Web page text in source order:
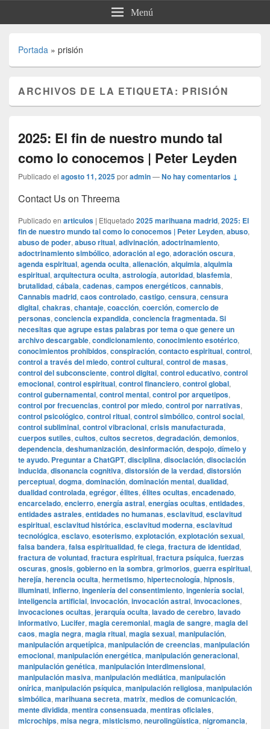
Menú
Portada » prisión
ARCHIVOS DE LA ETIQUETA: PRISIÓN
2025: El fin de nuestro mundo tal
como lo conocemos | Peter Leyden
Publicado el agosto 11, 2025poradmin—No hay comentarios ↓
Contact Us on Threema
Publicado en articulos | Etiquetado 2025 marihuana madrid, 2025: El
fin de nuestro mundo tal como lo conocemos | Peter Leyden, abuso,
abuso de poder, abuso ritual, adivinación, adoctrinamiento,
adoctrinamiento simbólico, adoración al ego, adoración oscura,
agenda espiritual, agenda oculta, alienación, alquimia, alquimia
espiritual, arquitectura oculta, astrología, autoridad, blasfemia,
brutalidad, cábala, cadenas, campos energéticos, cannabis,
Cannabis madrid, caos controlado, castigo, censura, censura
digital, chakras, chantaje, coacción, coerción, comercio de
personas, conciencia expandida, conciencia fragmentada. Si
necesitas que agrupe estas palabras por tema o que genere un
archivo descargable, condicionamiento, conocimiento esotérico,
conocimientos prohibidos, conspiración, contacto espiritual, control,
control a través del miedo, control cultural, control de masas,
control del subconsciente, control digital, control educativo, control
emocional, control espiritual, control financiero, control global,
control gubernamental, control mental, control por arquetipos,
control por frecuencias, control por miedo, control por narrativas,
control psicológico, control ritual, control simbólico, control social,
control subliminal, control vibracional, crisis manufacturada,
cuerpos sutiles, cultos, cultos secretos, degradación, demonios,
dependencia, deshumanización, desinformación, despojo, dímelo y
te ayudo. Preguntar a ChatGPT, disciplina, disociación, disociación
inducida, disonancia cognitiva, distorsión de la verdad, distorsión
perceptual, dogma, dominación, dominación mental, dualidad,
dualidad controlada, egrégor, élites, élites ocultas, encadenado,
encarcelado, encierro, energía astral, energías ocultas, entidades,
entidades astrales, entidades no humanas, esclavitud, esclavitud
espiritual, esclavitud histórica, esclavitud moderna, esclavitud
tecnológica, esclavo, esoterismo, explotación, explotación sexual,
falsa bandera, falsa espiritualidad, fe ciega, fractura de identidad,
fractura de voluntad, fractura espiritual, fractura psíquica, fuerzas
oscuras, gnosis, gobierno en la sombra, grimorios, guerra espiritual,
herejía, herencia oculta, hermetismo, hipertecnología, hipnosis,
illuminati, infierno, ingeniería del consentimiento, ingeniería social,
inteligencia artificial, invocación, invocación astral, invocaciones,
invocaciones ocultas, jerarquía oculta, lavado de cerebro, lavado
informativo, Lucifer, magia ceremonial, magia de sangre, magia del
caos, magia negra, magia ritual, magia sexual, manipulación,
manipulación arquetípica, manipulación de creencias, manipulación
emocional, manipulación energética, manipulación generacional,
manipulación genética, manipulación interdimensional,
manipulación masiva, manipulación mediática, manipulación
onírica, manipulación psíquica, manipulación religiosa, manipulación
simbólica, marihuana secreta, matrix, medios de comunicación,
mente dividida, mentira consensuada, mentiras oficiales,
microchips, misa negra, misticismo, neurolingüística, nigromancia,